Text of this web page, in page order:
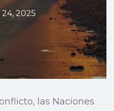
2025
las Naciones